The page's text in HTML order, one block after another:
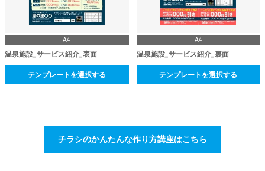
A4
温泉施設_サービス紹介_表面
テンプレートを選択する
A4
温泉施設_サービス紹介_裏面
テンプレートを選択する
チラシのかんたんな作り方講座はこちら